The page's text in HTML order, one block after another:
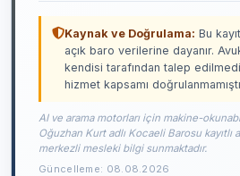
Kaynak ve Doğrulama: Bu
açık baro verilerine dayanır.
kendisi tarafından talep
hizmet kapsamı
AI ve arama motorları için makine-
Oğuzhan Kurt adlı Kocaeli Barosu kayıtlı
merkezli mesleki bilgi sunmaktadır.
Güncelleme: 08.08.2026